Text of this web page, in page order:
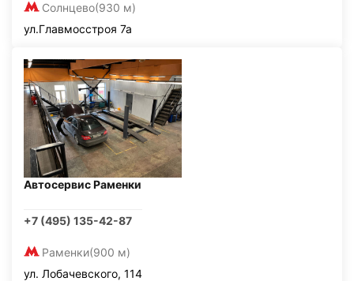
Солнцево(930 м)
ул.Главмосстроя 7а
Автосервис Раменки
+7 (495) 135-42-87
Раменки(900 м)
ул. Лобачевского, 114